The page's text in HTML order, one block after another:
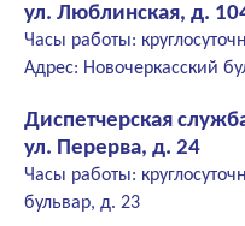
ул. Люблинская, д.
Часы работы:
Адрес: Новочеркасский
Диспетчерская
ул. Перерва, д. 24
Часы работы:
бульвар, д. 23